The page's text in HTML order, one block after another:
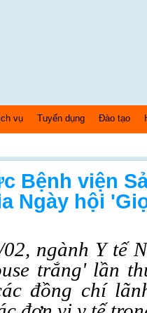
vụ Tuyển dụng Đào tạo
Bệnh viện
Ngày hội
ngành Y tế
trắng' lần
đồng chí